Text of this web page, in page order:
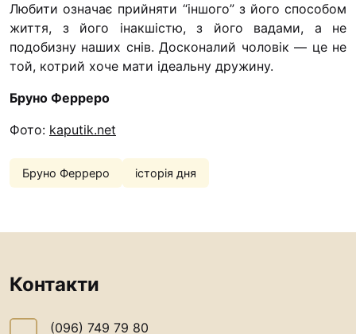
Любити означає прийняти “іншого” з його способом
життя, з його інакшістю, з його вадами, а не
подобизну наших снів. Досконалий чоловік — це не
той, котрий хоче мати ідеальну дружину.
Бруно Ферреро
Фото: kaputik.net
Бруно Ферреро історія дня
Контакти
(096) 749 79 80